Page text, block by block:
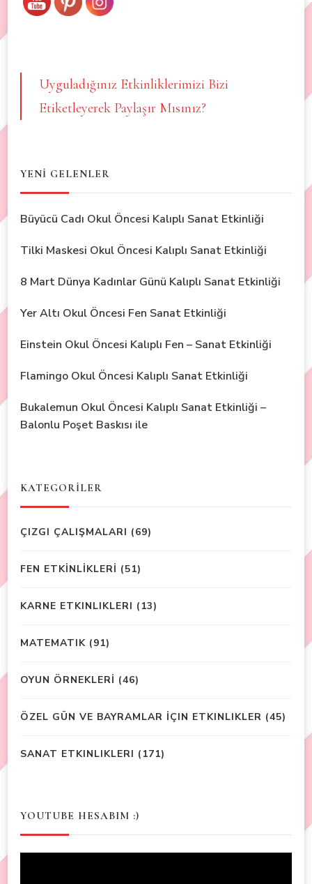
Uyguladığınız Etkinliklerimizi Bizi
Etiketleyerek Paylaşır Mısınız?
YENİ GELENLER
Büyücü Cadı Okul Öncesi Kalıplı Sanat Etkinliği
Tilki Maskesi Okul Öncesi Kalıplı Sanat Etkinliği
8 Mart Dünya Kadınlar Günü Kalıplı Sanat Etkinliği
Yer Altı Okul Öncesi Fen Sanat Etkinliği
Einstein Okul Öncesi Kalıplı Fen – Sanat Etkinliği
Flamingo Okul Öncesi Kalıplı Sanat Etkinliği
Bukalemun Okul Öncesi Kalıplı Sanat Etkinliği –
Balonlu Poşet Baskısı ile
KATEGORİLER
ÇIZGI ÇALIŞMALARI (69)
FEN ETKİNLİKLERİ (51)
KARNE ETKINLIKLERI (13)
MATEMATIK (91)
OYUN ÖRNEKLERİ (46)
ÖZEL GÜN VE BAYRAMLAR İÇIN ETKINLIKLER (45)
SANAT ETKINLIKLERI (171)
YOUTUBE HESABIM :)